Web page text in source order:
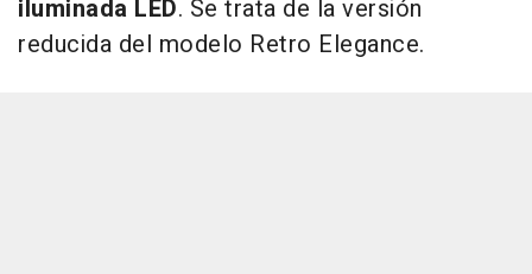
iluminada LED. Se trata de la versión
reducida del modelo Retro Elegance.